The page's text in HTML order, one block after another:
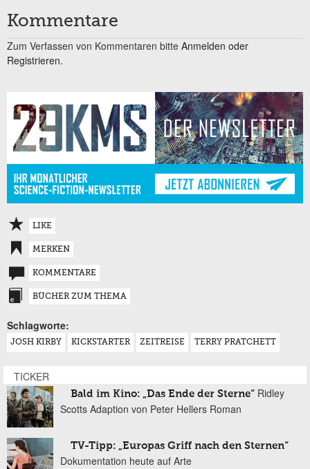
Kommentare
Zum Verfassen von Kommentaren bitte Anmelden oder
Registrieren.
LIKE
MERKEN
KOMMENTARE
BÜCHER ZUM THEMA
Schlagworte:
JOSH KIRBY KICKSTARTER ZEITREISE TERRY PRATCHETT
TICKER
Bald im Kino: „Das Ende der Sterne“ Ridley
Scotts Adaption von Peter Hellers Roman
TV-Tipp: „Europas Griff nach den Sternen“
Dokumentation heute auf Arte